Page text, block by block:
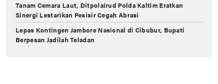
Tanam Cemara Laut, Ditpolairud Polda Kaltim Eratkan
Sinergi Lestarikan Pesisir Cegah Abrasi
Lepas Kontingen Jambore Nasional di Cibubur, Bupati
Berpesan Jadilah Teladan